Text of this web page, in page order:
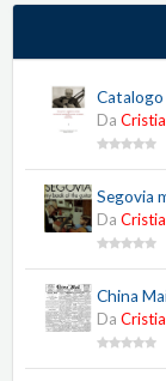
Da
Segovia
Da
China
Da